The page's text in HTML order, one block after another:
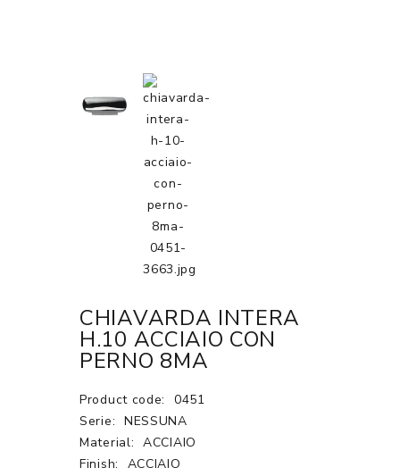
CHIAVARDA INTERA
H.10 ACCIAIO CON
PERNO 8MA
Product code:
0451
Serie: NESSUNA
Material: ACCIAIO
Finish:
ACCIAIO